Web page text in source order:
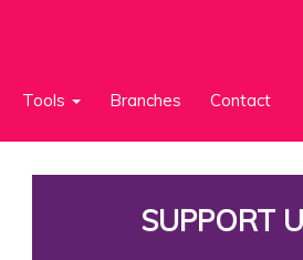
Tools Branches Contact
SUPPORT